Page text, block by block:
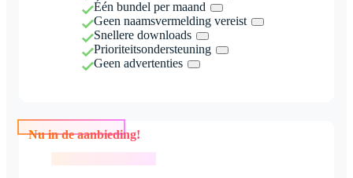
Één bundel per maand
Geen naamsvermelding vereist
Snellere downloads
Prioriteitsondersteuning
Geen advertenties
Nu in de aanbieding!